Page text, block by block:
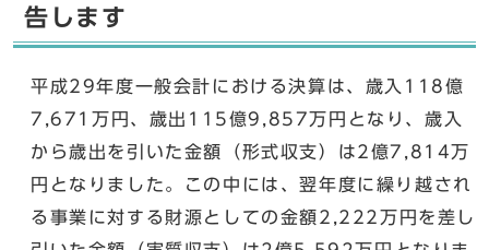
告します
平成29年度一般会計における決算は、歳入118億
7,671万円、歳出115億9,857万円となり、歳入
から歳出を引いた金額（形式収支）は2億7,814万
円となりました。この中には、翌年度に繰り越され
る事業に対する財源としての金額2,222万円を差し